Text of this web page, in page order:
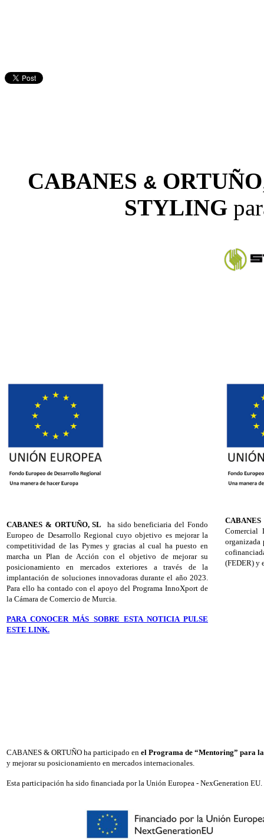
CABANES &ORTUÑO
STYLING
CABANES & ORTUÑO, SL ha sido beneficiaria del Fondo
Europeo de Desarrollo Regional cuyo objetivo es mejorar la
competitividad de las Pymes y gracias al cual ha puesto en
marcha un Plan de Acción con el objetivo de mejorar su
posicionamiento en mercados exteriores a través de la
implantación de soluciones innovadoras durante el año 2023.
Para ello ha contado con el apoyo del Programa InnoXport de
la Cámara de Comercio de Murcia.
PARA CONOCER MÁS SOBRE ESTA NOTICIA PULSE
ESTE LINK.
Comercial
organizada
(FEDER) y
CABANES & ORTUÑO ha participado en el Programa de “Mentoring” para
y mejorar su posicionamiento en mercados internacionales.
Esta participación ha sido financiada por la Unión Europea - NexGeneration EU.